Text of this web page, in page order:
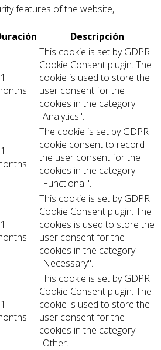
features of the website,
Descripción
This cookie is set by GDPR
Cookie Consent plugin. The
cookie is used to store the
user consent for the
cookies in the category
"Analytics".
The cookie is set by GDPR
cookie consent to record
the user consent for the
cookies in the category
"Functional".
This cookie is set by GDPR
Cookie Consent plugin. The
cookies is used to store the
user consent for the
cookies in the category
"Necessary".
This cookie is set by GDPR
Cookie Consent plugin. The
cookie is used to store the
user consent for the
cookies in the category
"Other.